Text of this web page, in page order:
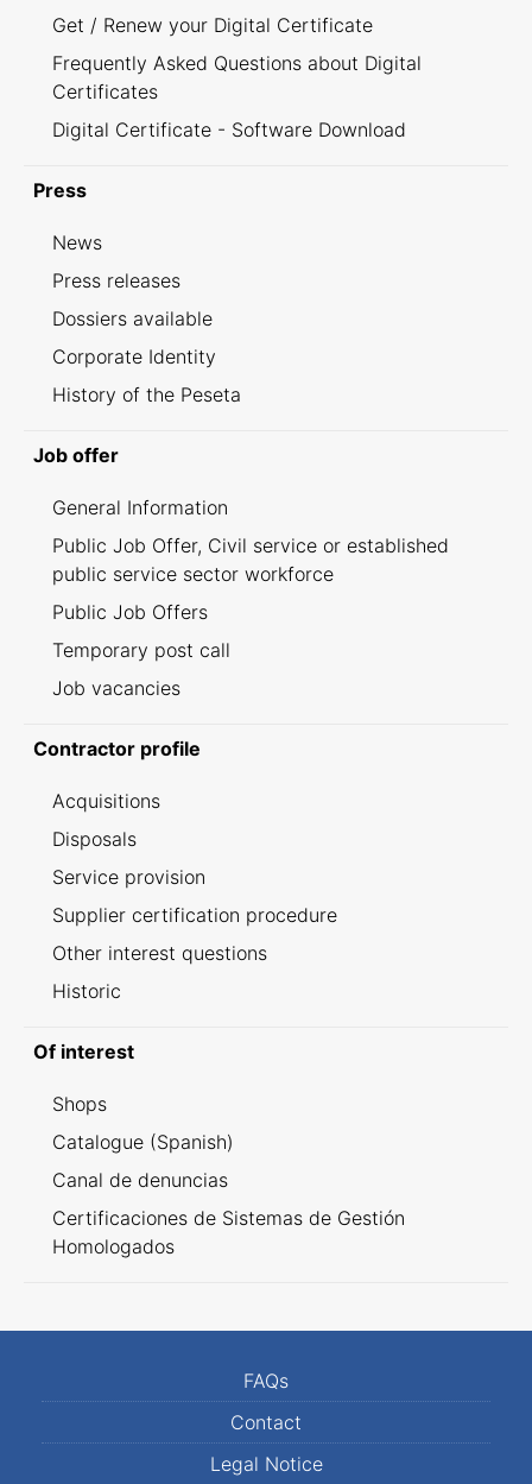
Get / Renew your Digital Certificate
Frequently Asked Questions about Digital
Certificates
Digital Certificate - Software Download
Press
News
Press releases
Dossiers available
Corporate Identity
History of the Peseta
Job offer
General Information
Public Job Offer, Civil service or established
public service sector workforce
Public Job Offers
Temporary post call
Job vacancies
Contractor profile
Acquisitions
Disposals
Service provision
Supplier certification procedure
Other interest questions
Historic
Of interest
Shops
Catalogue (Spanish)
Canal de denuncias
Certificaciones de Sistemas de Gestión
Homologados
FAQs
Contact
Legal Notice